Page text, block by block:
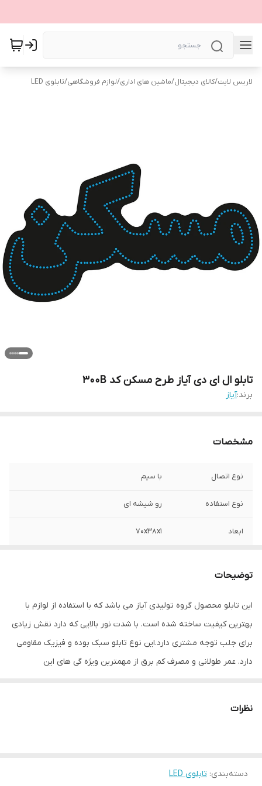
لاریس لایت/کالای دیجیتال/ماشین های اداری/لوازم فروشگاهی/تابلوی LED
تابلو ال ای دی آیاز طرح مسکن کد 300B
برند:آیاز
مشخصات
نوع اتصال با سیم
نوع استفاده رو شیشه ای
ابعاد 70x38x1
توضیحات
این تابلو محصول گروه تولیدی آیاز می باشد که با استفاده از لوازم با
بهترین کیفیت ساخته شده است. با شدت نور بالایی که دارد نقش زیادی
برای جلب توجه مشتری دارد.این نوع تابلو سبک بوده و فیزیک مقاومی
دارد. عمر طولانی و مصرف کم برق از مهمترین ویژه گی های این
تابلو می تواند در هر موقعیتی که لازم باشد آویز شود و یا تکیه داده
باشیم. با شدت نور بالا این تابلو روز دید است و بر خلاف نمونه های دیگر
نظرات
دسته‌بندی: تابلوی LED